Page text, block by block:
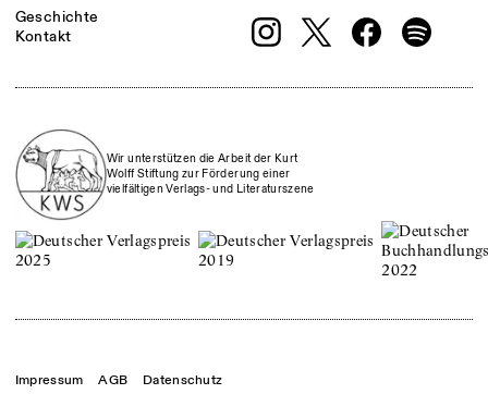
Geschichte
Kontakt
Wir unterstützen die Arbeit der Kurt
Wolff Stiftung zur Förderung einer
vielfältigen Verlags- und Literaturszene
Impressum AGB Datenschutz